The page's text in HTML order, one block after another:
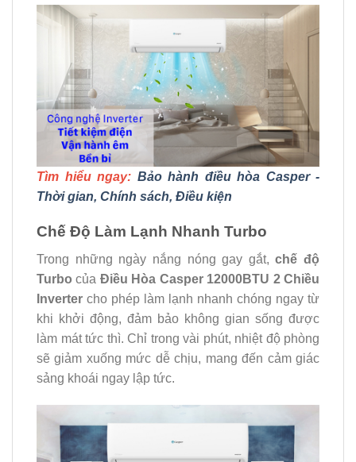
Tìm hiểu ngay: Bảo hành điều hòa Casper -
Thời gian, Chính sách, Điều kiện
Chế Độ Làm Lạnh Nhanh Turbo
Trong những ngày nắng nóng gay gắt,chế độ
Turbo của Điều Hòa Casper 12000BTU 2 Chiều
Inverter cho phép làm lạnh nhanh chóng ngay từ
khi khởi động, đảm bảo không gian sống được
làm mát tức thì. Chỉ trong vài phút, nhiệt độ phòng
sẽ giảm xuống mức dễ chịu, mang đến cảm giác
sảng khoái ngay lập tức.